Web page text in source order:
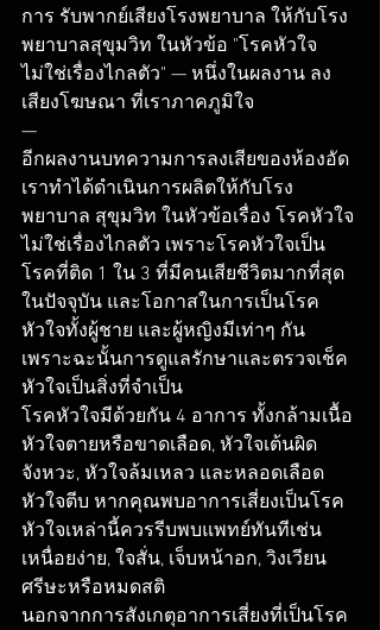
การ รับพากย์เสียงโรงพยาบาล ให้กับโรง
พยาบาลสุขุมวิท ในหัวข้อ "โรคหัวใจ
ไม่ใช่เรื่องไกลตัว" — หนึ่งในผลงาน ลง
เสียงโฆษณา ที่เราภาคภูมิใจ
—
อีกผลงานบทความการลงเสียของห้องอัด
เราทำได้ดำเนินการผลิตให้กับโรง
พยาบาล สุขุมวิท ในหัวข้อเรื่อง โรคหัวใจ
ไม่ใช่เรื่องไกลตัว เพราะโรคหัวใจเป็น
โรคที่ติด 1 ใน 3 ที่มีคนเสียชีวิตมากที่สุด
ในปัจจุบัน และโอกาสในการเป็นโรค
หัวใจทั้งผู้ชาย และผู้หญิงมีเท่าๆ กัน
เพราะฉะนั้นการดูแลรักษาและตรวจเช็ค
หัวใจเป็นสิ่งที่จําเป็น
โรคหัวใจมีด้วยกัน 4 อาการ ทั้งกล้ามเนื้อ
หัวใจตายหรือขาดเลือด, หัวใจเต้นผิด
จังหวะ, หัวใจล้มเหลว และหลอดเลือด
หัวใจตีบ หากคุณพบอาการเสี่ยงเป็นโรค
หัวใจเหล่านี้ควรรีบพบแพทย์ทันทีเช่น
เหนื่อยง่าย, ใจสั่น, เจ็บหน้าอก, วิงเวียน
ศรีษะหรือหมดสติ
นอกจากการสังเกตุอาการเสี่ยงที่เป็นโรค